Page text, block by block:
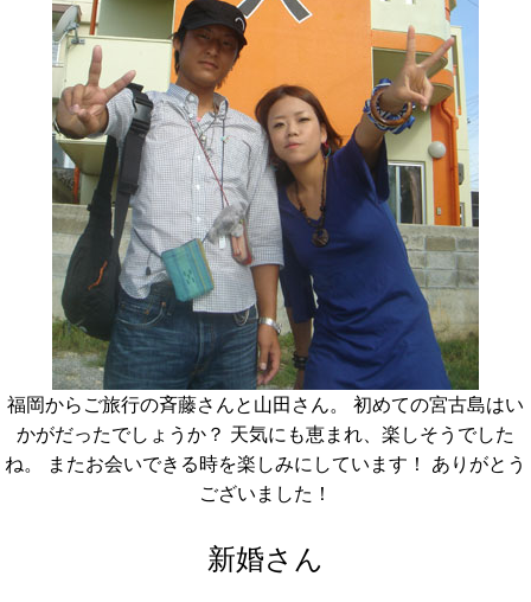
福岡からご旅行の斉藤さんと山田さん。 初めての宮古島はい
かがだったでしょうか？ 天気にも恵まれ、楽しそうでした
ね。 またお会いできる時を楽しみにしています！ ありがとう
ございました！
新婚さん